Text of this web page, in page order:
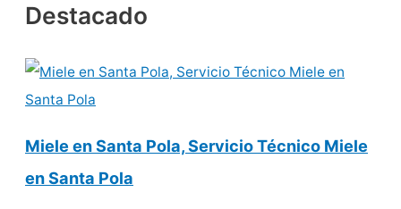
Destacado
Miele en Santa Pola, Servicio Técnico Miele
en Santa Pola